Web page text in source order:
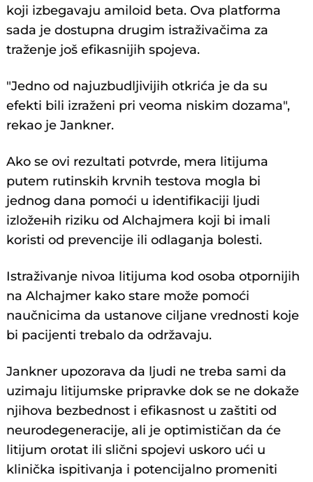
koji izbegavaju amiloid beta. Ova platforma
sada je dostupna drugim istraživačima za
traženje još efikasnijih spojeva.
"Jedno od najuzbudljivijih otkrića je da su
efekti bili izraženi pri veoma niskim dozama",
rekao je Jankner.
Ako se ovi rezultati potvrde, mera litijuma
putem rutinskih krvnih testova mogla bi
jednog dana pomoći u identifikaciji ljudi
izložенih riziku od Alchajmera koji bi imali
koristi od prevencije ili odlaganja bolesti.
Istraživanje nivoa litijuma kod osoba otpornijih
na Alchajmer kako stare može pomoći
naučnicima da ustanove ciljane vrednosti koje
bi pacijenti trebalo da održavaju.
Jankner upozorava da ljudi ne treba sami da
uzimaju litijumske pripravke dok se ne dokaže
njihova bezbednost i efikasnost u zaštiti od
neurodegeneracije, ali je optimističan da će
litijum orotat ili slični spojevi uskoro ući u
klinička ispitivanja i potencijalno promeniti